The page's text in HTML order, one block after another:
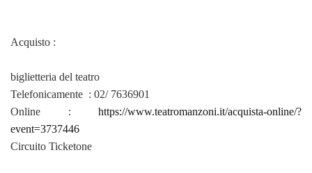
Acquisto :
biglietteria del teatro
Telefonicamente : 02/ 7636901
Online : https://www.teatromanzoni.it/acquista-online/?
event=3737446
Circuito Ticketone